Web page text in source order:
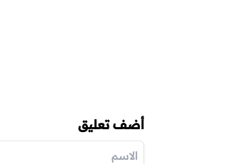
أضف تعليق